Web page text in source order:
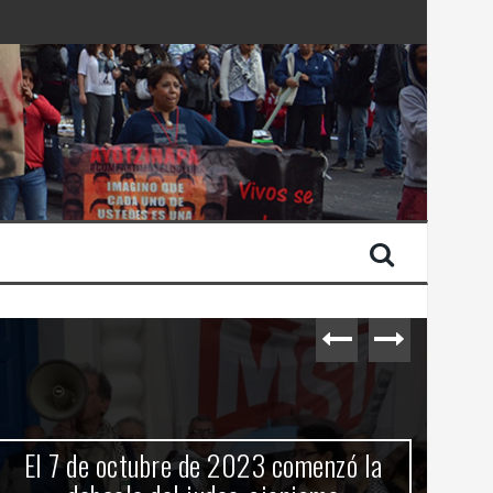
de Israel
El 7 de octubre de 2023 comenzó la